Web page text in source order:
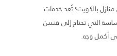
بالكويت؟ تُعد خدمات
التي تحتاج إلى فنيين
أكمل وجه.